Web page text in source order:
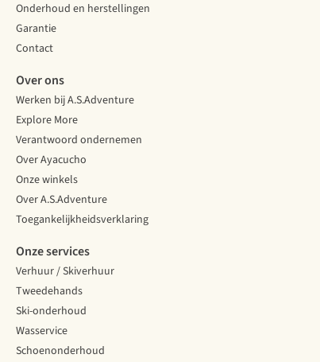
Onderhoud en herstellingen
Garantie
Contact
Over ons
Werken bij A.S.Adventure
Explore More
Verantwoord ondernemen
Over Ayacucho
Onze winkels
Over A.S.Adventure
Toegankelijkheidsverklaring
Onze services
Verhuur / Skiverhuur
Tweedehands
Ski-onderhoud
Wasservice
Schoenonderhoud